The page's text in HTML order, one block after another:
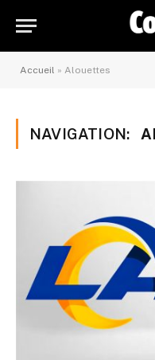
Accueil » Alouettes
NAVIGATION: